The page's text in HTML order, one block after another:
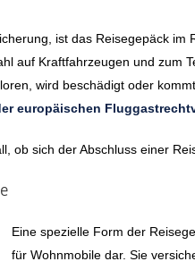
ist das Reisegepäck im
auf Kraftfahrzeugen und zum
wird beschädigt oder
europäischen
ob sich der Abschluss einer
Eine spezielle Form der
für Wohnmobile dar. Sie